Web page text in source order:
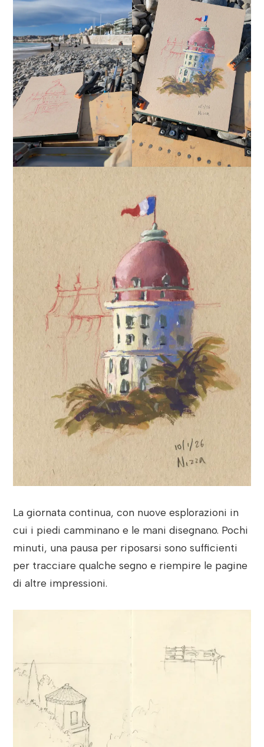
La giornata continua, con nuove esplorazioni in
cui i piedi camminano e le mani disegnano. Pochi
minuti, una pausa per riposarsi sono sufficienti
per tracciare qualche segno e riempire le pagine
di altre impressioni.